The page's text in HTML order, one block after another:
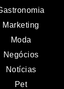
Marketing
Moda
Negócios
Notícias
Pet